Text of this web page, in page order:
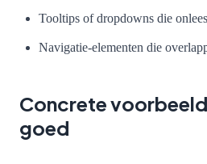
Tooltips of dropdowns die
Navigatie-elementen die
Concrete
goed